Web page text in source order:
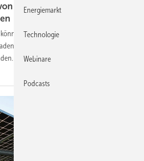
Solar- und
Hersteller ihre Zertifikate über eine
und Planer diese automatisiert über diese
Auch die Verwaltung der Daten wird
Energiemarkt
Technologie
Webinare
Podcasts